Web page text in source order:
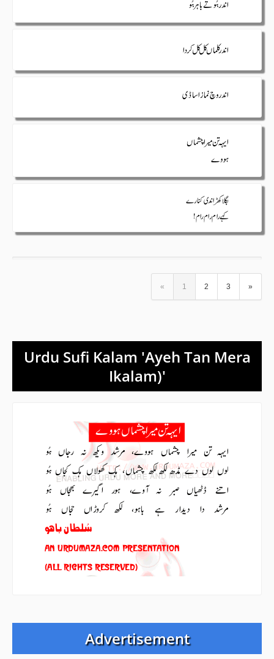
« 1 2 3 »
Urdu Sufi Kalam 'Ayeh Tan Mera
Ikalam)'
Advertisement